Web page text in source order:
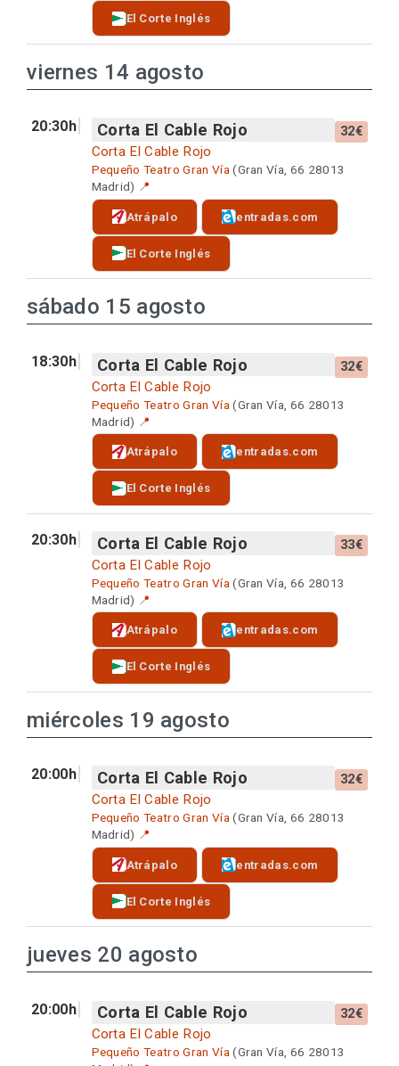
El Corte Inglés
viernes 14 agosto
20:30h Corta El Cable Rojo 32€
Corta El Cable Rojo
Pequeño Teatro Gran Vía(Gran Vía, 66 28013
Madrid) 📍
Atrápalo entradas.com
El Corte Inglés
sábado 15 agosto
18:30h Corta El Cable Rojo 32€
Corta El Cable Rojo
Pequeño Teatro Gran Vía (Gran Vía, 66 28013
Madrid) 📍
Atrápalo entradas.com
El Corte Inglés
20:30h Corta El Cable Rojo 33€
Corta El Cable Rojo
Pequeño Teatro Gran Vía (Gran Vía, 66 28013
Madrid) 📍
Atrápalo entradas.com
El Corte Inglés
miércoles 19 agosto
20:00h Corta El Cable Rojo 32€
Corta El Cable Rojo
Pequeño Teatro Gran Vía (Gran Vía, 66 28013
Madrid) 📍
Atrápalo entradas.com
El Corte Inglés
jueves 20 agosto
20:00h Corta El Cable Rojo 32€
Corta El Cable Rojo
Pequeño Teatro Gran Vía(Gran Vía, 66 28013